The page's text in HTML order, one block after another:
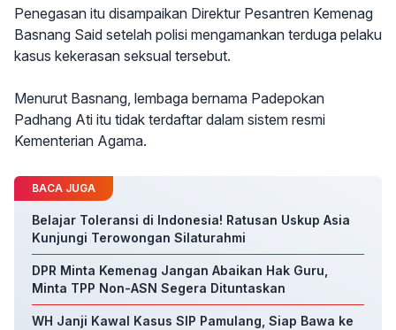
Penegasan itu disampaikan Direktur Pesantren Kemenag
Basnang Said setelah polisi mengamankan terduga pelaku
kasus kekerasan seksual tersebut.
Menurut Basnang, lembaga bernama Padepokan
Padhang Ati itu tidak terdaftar dalam sistem resmi
Kementerian Agama.
BACA JUGA
Belajar Toleransi di Indonesia! Ratusan Uskup Asia
Kunjungi Terowongan Silaturahmi
DPR Minta Kemenag Jangan Abaikan Hak Guru,
Minta TPP Non-ASN Segera Dituntaskan
WH Janji Kawal Kasus SIP Pamulang, Siap Bawa ke